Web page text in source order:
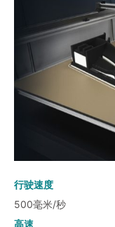
行驶速度
500毫米/秒
高速